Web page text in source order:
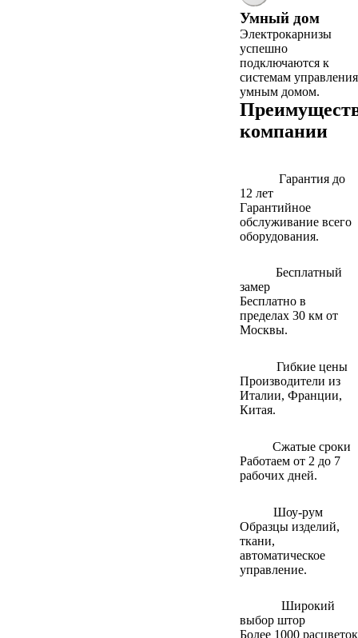
Умный дом
Электрокарнизы
успешно
подключаются к
системам управления
умным домом.
компании
Гарантия до
12 лет
Гарантийное
обслуживание всего
оборудования.
Бесплатный
замер
Бесплатно в
пределах 30 км от
Москвы.
Гибкие цены
Производители из
Италии, Франции,
Китая.
Сжатые сроки
Работаем от 2 до 7
рабочих дней.
Шоу-рум
Образцы изделий,
ткани,
автоматическое
управление.
Широкий
выбор штор
Более 1000 расцветок